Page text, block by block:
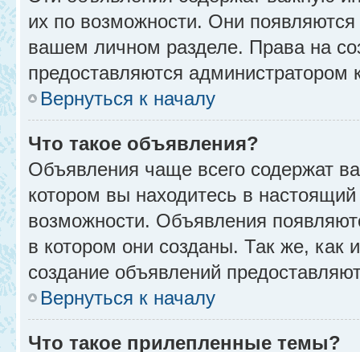
их по возможности. Они
вашем личном разделе. Права на
предоставляются администратором
Вернуться к началу
Что такое объявления?
Объявления чаще всего содержат
котором вы находитесь в
возможности. Объявления
в котором они созданы. Так же,
создание объявлений
Вернуться к началу
Что такое прилепленные темы?